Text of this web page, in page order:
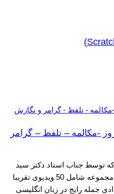
زبان انگلیسی در ۵۰ روز -مکالمه – تلفظ – گرامر
توسط جناب استاد دکتر سید
رضا مداح زاده تهیه شده است. این مجموعه شامل 50 ویدیوی تقریبا
جمله رایج در زبان انگلیسی